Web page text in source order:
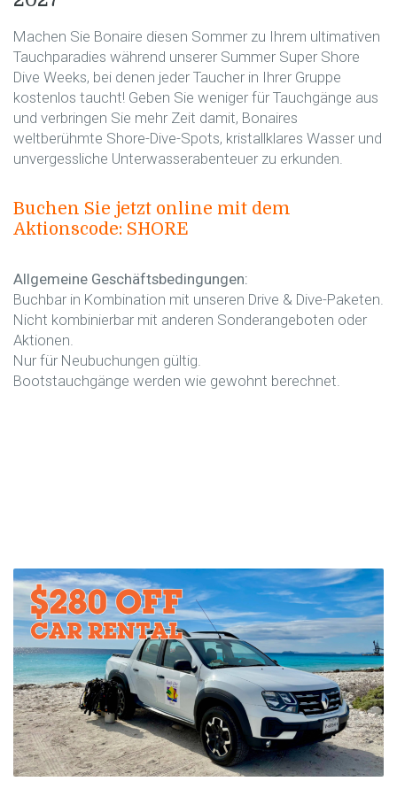
Machen Sie Bonaire diesen Sommer zu Ihrem ultimativen
Tauchparadies während unserer Summer Super Shore
Dive Weeks, bei denen jeder Taucher in Ihrer Gruppe
kostenlos taucht! Geben Sie weniger für Tauchgänge aus
und verbringen Sie mehr Zeit damit, Bonaires
weltberühmte Shore-Dive-Spots, kristallklares Wasser und
unvergessliche Unterwasserabenteuer zu erkunden.
Buchen Sie jetzt online mit dem
Aktionscode: SHORE
Allgemeine Geschäftsbedingungen:
Buchbar in Kombination mit unseren Drive & Dive-Paketen.
Nicht kombinierbar mit anderen Sonderangeboten oder
Aktionen.
Nur für Neubuchungen gültig.
Bootstauchgänge werden wie gewohnt berechnet.